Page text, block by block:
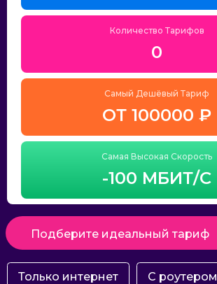
Количество Тарифов
0
Самый Дешёвый Тариф
ОТ 100000 ₽
Самая Высокая Скорость
-100 МБИТ/С
Подберите идеальный тариф
Только интернет С роутером